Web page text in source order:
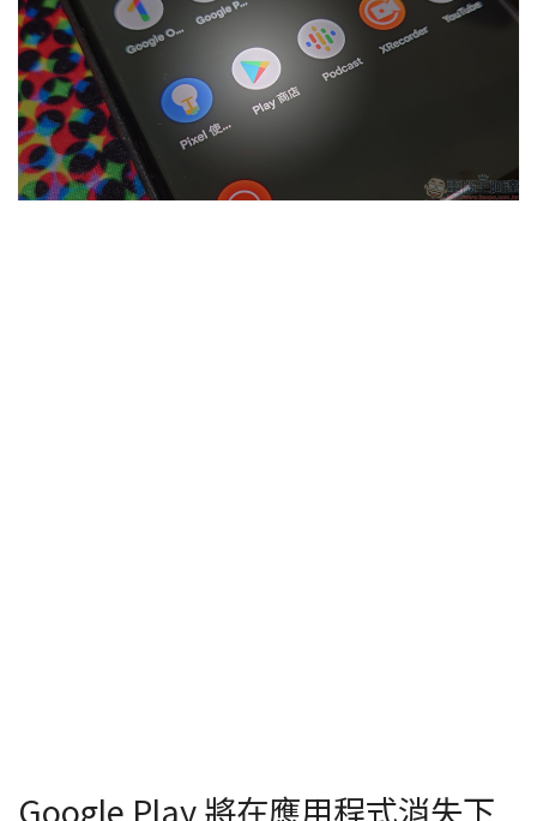
Google Play 將在應用程式消失下